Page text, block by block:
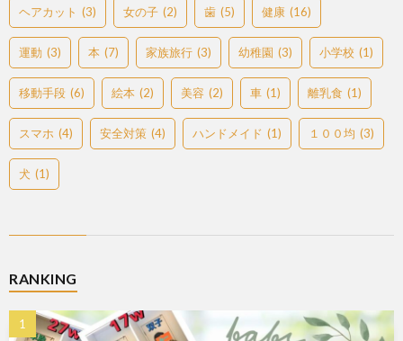
ヘアカット (3) 女の子 (2) 歯 (5) 健康 (16)
運動 (3) 本 (7) 家族旅行 (3) 幼稚園 (3) 小学校 (1)
移動手段 (6) 絵本 (2) 美容 (2) 車 (1) 離乳食 (1)
スマホ (4) 安全対策 (4) ハンドメイド (1) １００均 (3)
犬 (1)
RANKING